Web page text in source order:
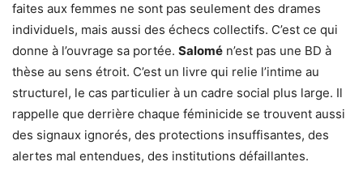
faites aux femmes ne sont pas seulement des drames
individuels, mais aussi des échecs collectifs. C’est ce qui
donne à l’ouvrage sa portée. Salomé n’est pas une BD à
thèse au sens étroit. C’est un livre qui relie l’intime au
structurel, le cas particulier à un cadre social plus large. Il
rappelle que derrière chaque féminicide se trouvent aussi
des signaux ignorés, des protections insuffisantes, des
alertes mal entendues, des institutions défaillantes.